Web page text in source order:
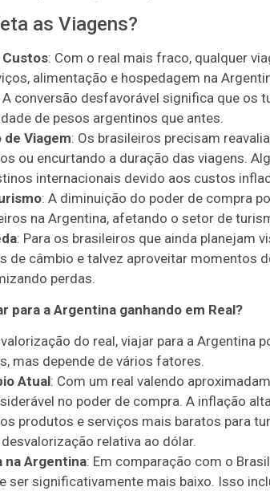
as Viagens?
: Com o real mais fraco, qualquer
alimentação e hospedagem na
conversão desfavorável significa que os
de pesos argentinos que antes.
Viagem: Os brasileiros precisam
ou encurtando a duração das viagens.
internacionais devido aos custos
: A diminuição do poder de compra
na Argentina, afetando o setor de
: Para os brasileiros que ainda planejam
de câmbio e talvez aproveitar momentos
perdas.
para a Argentina ganhando em Real?
do real, viajar para a Argentina
mas depende de vários fatores.
Atual: Com um real valendo
no poder de compra. A inflação
produtos e serviços mais baratos para
relativa ao dólar.
na Argentina: Em comparação com o
ser significativamente mais baixo. Isso